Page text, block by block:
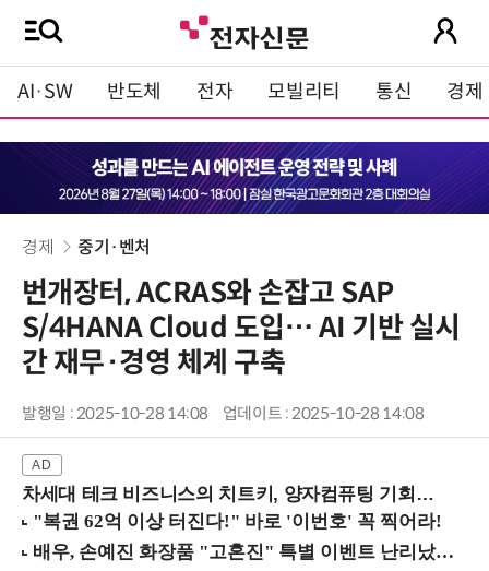
AI·SW 반도체 전자 모빌리티 통신 경제
경제 중기·벤처
번개장터, ACRAS와 손잡고 SAP
S/4HANA Cloud 도입… AI 기반 실시
간 재무·경영 체계 구축
발행일 : 2025-10-28 14:08 업데이트 : 2025-10-28 14:08
차세대 테크 비즈니스의 치트키, 양자컴퓨팅 기회를 선점하라! (8/28 강남역)